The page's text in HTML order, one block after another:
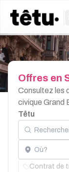
Offres en
Consultez les
civique Grand
Têtu
Rechercher
Localisation
Contrat de